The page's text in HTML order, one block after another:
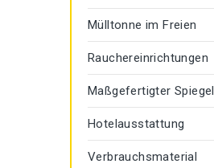
Mülltonne im Freien
Rauchereinrichtungen
Maßgefertigter Spiegel
Hotelausstattung
Verbrauchsmaterial